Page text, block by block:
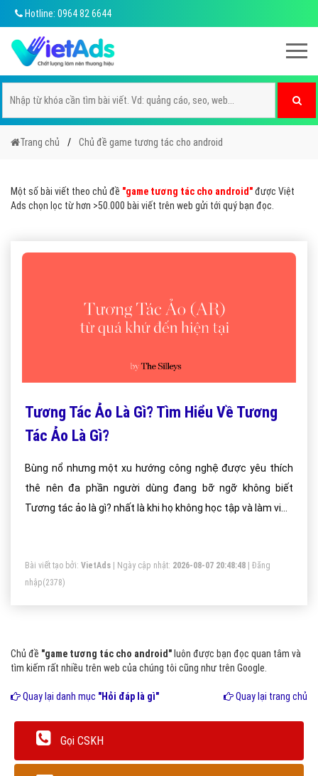
Hotline: 0964 82 6644
Trang chủ Chủ đề game tương tác cho android
Một số bài viết theo chủ đề "game tương tác cho android"được Việt
Ads chọn lọc từ hơn >50.000 bài viết trên web gửi tới quý bạn đọc.
Tương Tác Ảo Là Gì? Tìm Hiểu Về Tương
Tác Ảo Là Gì?
Bùng nổ nhưng một xu hướng công nghệ được yêu thích
thê nên đa phần người dùng đang bỡ ngỡ không biết
Tương tác ảo là gì? nhất là khi họ không học tập và làm việc
Bài viết tạo bởi: VietAds | Ngày cập nhật: 2026-08-07 20:48:48
Đăng
nhập(2378)
Chủ đề "game tương tác cho android" luôn được bạn đọc quan tâm và
tìm kiếm rất nhiều trên web của chúng tôi cũng như trên Google.
Quay lại danh mục "Hỏi đáp là gì" Quay lại trang chủ
Gọi CSKH